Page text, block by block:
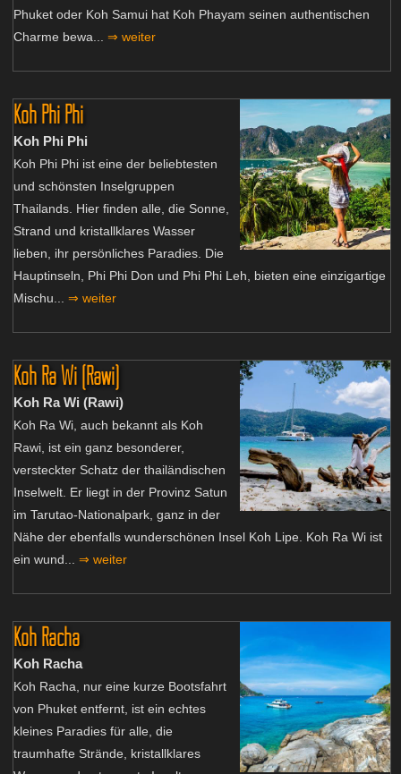
Phuket oder Koh Samui hat Koh Phayam seinen authentischen
Charme bewa... ⇒ weiter
Koh Phi Phi
Koh Phi Phi
Koh Phi Phi ist eine der beliebtesten
und schönsten Inselgruppen
Thailands. Hier finden alle, die Sonne,
Strand und kristallklares Wasser
lieben, ihr persönliches Paradies. Die
Hauptinseln, Phi Phi Don und Phi Phi Leh, bieten eine einzigartige
Mischu... ⇒ weiter
Koh Ra Wi (Rawi)
Koh Ra Wi (Rawi)
Koh Ra Wi, auch bekannt als Koh
Rawi, ist ein ganz besonderer,
versteckter Schatz der thailändischen
Inselwelt. Er liegt in der Provinz Satun
im Tarutao-Nationalpark, ganz in der
Nähe der ebenfalls wunderschönen Insel Koh Lipe. Koh Ra Wi ist
ein wund... ⇒ weiter
Koh Racha
Koh Racha
Koh Racha, nur eine kurze Bootsfahrt
von Phuket entfernt, ist ein echtes
kleines Paradies für alle, die
traumhafte Strände, kristallklares